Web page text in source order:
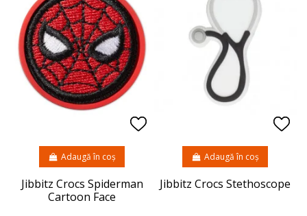
Jibbitz Crocs Spiderman
Cartoon Face
Adaugă în coș
Jibbitz Crocs Stethoscope
Adaugă în coș